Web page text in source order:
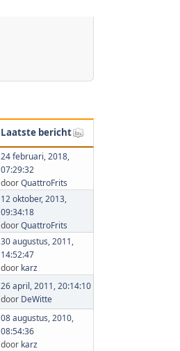
Laatste bericht
24 februari, 2018,
07:29:32
doorQuattroFrits
12 oktober, 2013,
09:34:18
doorQuattroFrits
30 augustus, 2011,
14:52:47
door karz
26 april, 2011, 20:14:10
door DeWitte
08 augustus, 2010,
08:54:36
door karz